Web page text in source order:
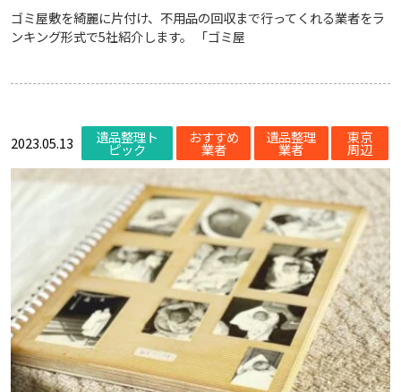
ゴミ屋敷を綺麗に片付け、不用品の回収まで行ってくれる業者をラ
ンキング形式で5社紹介します。 「ゴミ屋
2023.05.13 遺品整理ト
ピック
おすすめ
業者
遺品整理
業者
東京
周辺